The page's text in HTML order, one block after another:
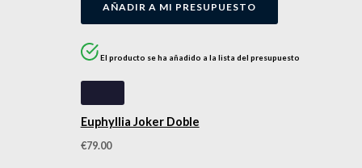
AÑADIR A MI PRESUPUESTO
El producto se ha añadido a la lista del presupuesto
Euphyllia Joker Doble
€79.00